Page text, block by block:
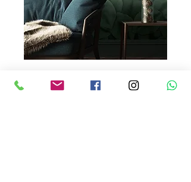
TETRA 70115-4